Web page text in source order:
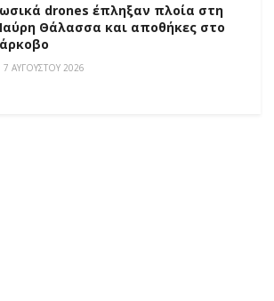
drones έπληξαν πλοία στη
Θάλασσα και αποθήκες στο
7 ΑΥΓΟΎΣΤΟΥ 2026